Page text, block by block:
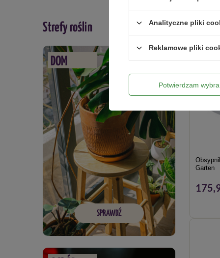
Strefy roślin
DOM
SPRAWDŹ
Garten
Analityczne pliki
Reklamowe pliki
Potwierdzam